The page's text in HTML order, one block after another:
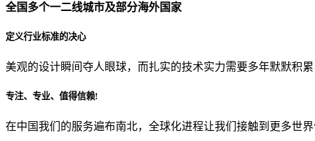
贵公司的团队规模是？
从哪里了解到我们？
全国多个一二线城市及部分海外国家
定义行业标准的决心
美观的设计瞬间夺人眼球，而扎实的技术实力需要多年默默积
专注、专业、值得信赖!
在中国我们的服务遍布南北，全球化进程让我们接触到更多世界